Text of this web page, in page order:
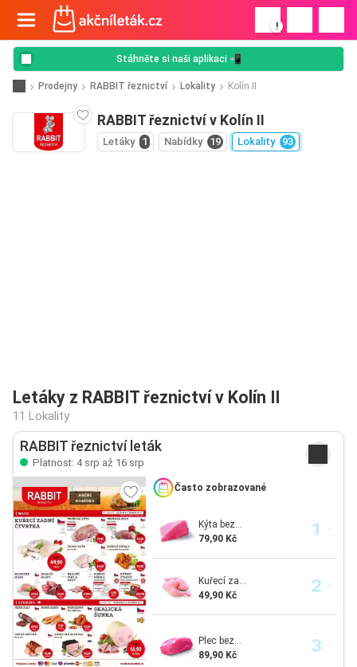
!
Stáhněte si naši aplikaci 📲
Prodejny RABBIT řeznictví Lokality Kolín II
RABBIT řeznictví v Kolín II
Letáky 1 Nabídky 19 Lokality 93
Letáky z RABBIT řeznictví v Kolín II
11 Lokality
RABBIT řeznictví leták
Platnost: 4 srp až 16 srp
Často zobrazované
Kýta bez...
79,90 Kč
Kuřecí za...
49,90 Kč
Plec bez...
89,90 Kč